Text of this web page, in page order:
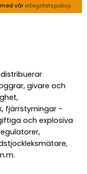
vår integritetspolicy.
givare och
fjärrstyrningar -
och explosiva